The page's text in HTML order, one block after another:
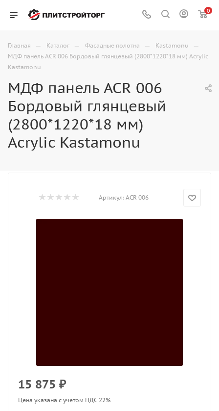
0
Главная — Каталог — Фасадные полотна — Kastamonu —
МДФ панель ACR 006 Бордовый глянцевый (2800*1220*18 мм) Acrylic
Kastamonu
МДФ панель ACR 006
Бордовый глянцевый
(2800*1220*18 мм)
Acrylic Kastamonu
Артикул: ACR 006
15 875 ₽
Цена указана с учетом НДС 22%